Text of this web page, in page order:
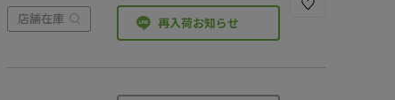
店舗在庫 再入荷お知らせ